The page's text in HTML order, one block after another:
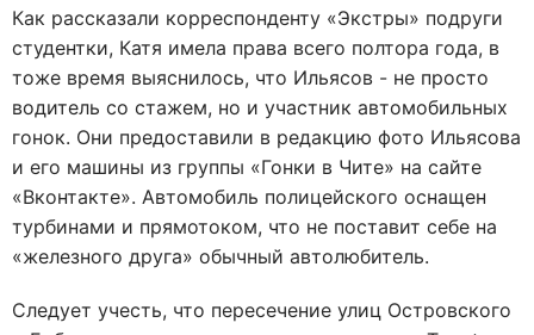
Как рассказали корреспонденту «Экстры» подруги
студентки, Катя имела права всего полтора года, в
тоже время выяснилось, что Ильясов - не просто
водитель со стажем, но и участник автомобильных
гонок. Они предоставили в редакцию фото Ильясова
и его машины из группы «Гонки в Чите» на сайте
«Вконтакте». Автомобиль полицейского оснащен
турбинами и прямотоком, что не поставит себе на
«железного друга» обычный автолюбитель.
Следует учесть, что пересечение улиц Островского